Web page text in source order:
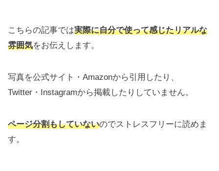
こちらの記事では実際に自分で使って感じたリアルな
雰囲気をお伝えします。
写真を公式サイト・Amazonから引用したり、
Twitter・Instagramから掲載したりしていません。
ページ分割もしていないのでストレスフリーに読めま
す。